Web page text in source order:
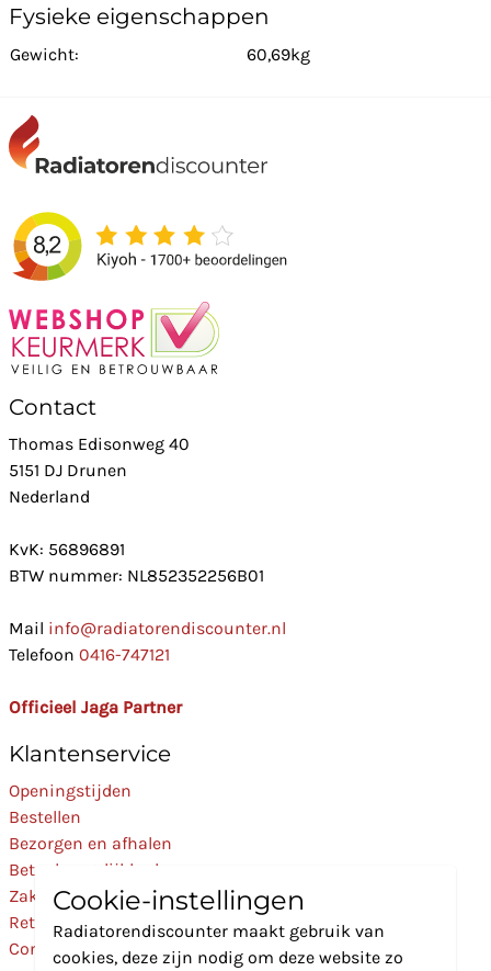
Fysieke eigenschappen
Gewicht: 60,69kg
Contact
Thomas Edisonweg 40
5151 DJ Drunen
Nederland
KvK: 56896891
BTW nummer: NL852352256B01
Mail info@radiatorendiscounter.nl
Telefoon 0416-747121
Officieel Jaga Partner
Klantenservice
Openingstijden
Bestellen
Bezorgen en afhalen
Betaalmogelijkheden
Zakelijk
Retourneren
Contact
Cookie-instellingen
Radiatorendiscounter maakt gebruik van
cookies, deze zijn nodig om deze website zo